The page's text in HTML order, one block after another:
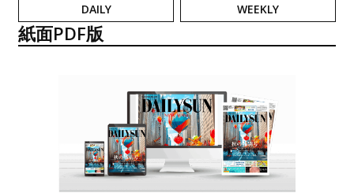
DAILY WEEKLY
紙面PDF版